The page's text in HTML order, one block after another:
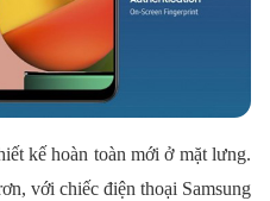
kế hoàn toàn mới ở mặt lưng.
với chiếc điện thoại Samsung